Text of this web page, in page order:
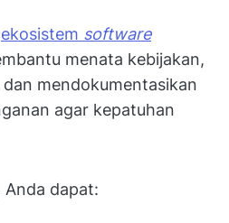
ekosistem software
menata kebijakan,
mendokumentasikan
agar kepatuhan
Anda dapat: